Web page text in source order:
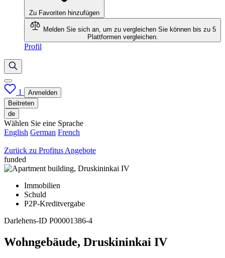
Zu Favoriten hinzufügen
Melden Sie sich an, um zu vergleichen Sie können bis zu 5
Plattformen vergleichen.
Profil
1
Anmelden
Beitreten
de
Wählen Sie eine Sprache
English German French
Zurück zu Profitus Angebote
funded
Immobilien
Schuld
P2P-Kreditvergabe
Darlehens-ID P00001386-4
Wohngebäude, Druskininkai IV